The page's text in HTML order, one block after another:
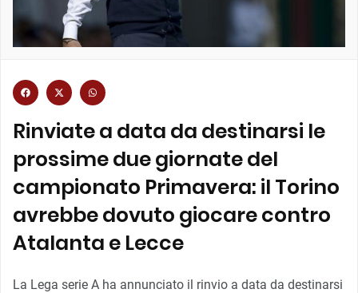
Rinviate a data da destinarsi le
prossime due giornate del
campionato Primavera: il Torino
avrebbe dovuto giocare contro
Atalanta e Lecce
La Lega serie A ha annunciato il rinvio a data da destinarsi